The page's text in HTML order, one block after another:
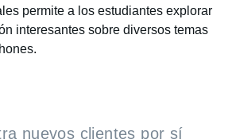
permite a los estudiantes explorar
interesantes sobre diversos temas
nuevos clientes por sí